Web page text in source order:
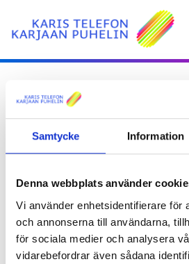
Samtycke Information
Denna webbplats använder
Vi använder enhetsidentifierare för
och annonserna till användarna,
för sociala medier och analysera
vidarebefordrar även sådana
FÖRETAG
Återförsäljare
FAQ
E-post
Wi-Fi/WLAN
Öppet nät
Tekniska felsituationer
Serviceavbrott
Felsökning
Konsumenter
Avtalsvillkor
Konsumenter
Företag
Finland behöver fiber
Operatörer
Cookies på hemsidan
Aktuellt
Beställ vårt
Vi använder oss främst av
artiklar på vår hemsida och i sociala
Nyhetsbreven skickas ungefär en
informerar vi om ändringar till enskilda
dem som beställt produkten i fråga.
informerar vi också per brev, och du
aktuella ändringar och kampanjer i vår